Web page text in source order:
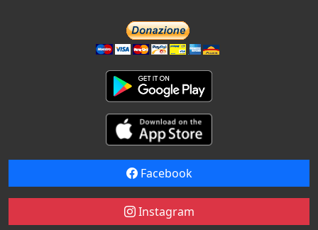
Facebook
Instagram